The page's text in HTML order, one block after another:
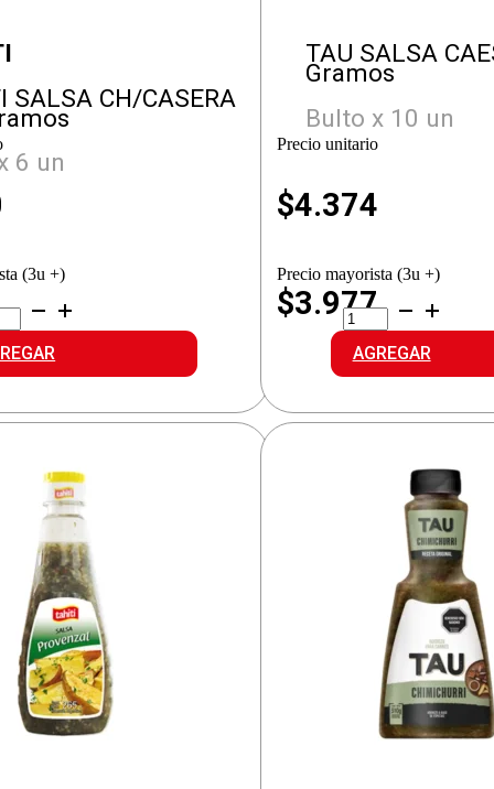
SALSA CH/CASERA
6 un
(3u +)
TAU SALSA
Gramos
Bulto x 10 un
Precio unitario
$4.374
Precio mayorista (3u +)
$3.977
TAU
SALSA
CAESAR
cantidad
AGREGAR